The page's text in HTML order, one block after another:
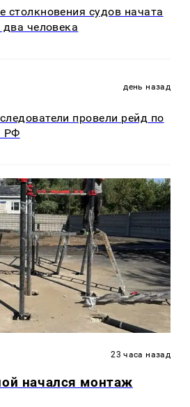
столкновения судов начата
два человека
день назад
провели рейд по
РФ
23 часа назад
начался монтаж